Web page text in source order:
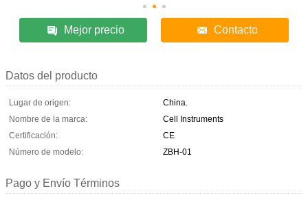
Mejor precio Contacto
Datos del producto
Lugar de origen:
China.
Nombre de la marca:
Cell Instruments
Certificación:
CE
Número de modelo:
ZBH-01
Pago y Envío Términos